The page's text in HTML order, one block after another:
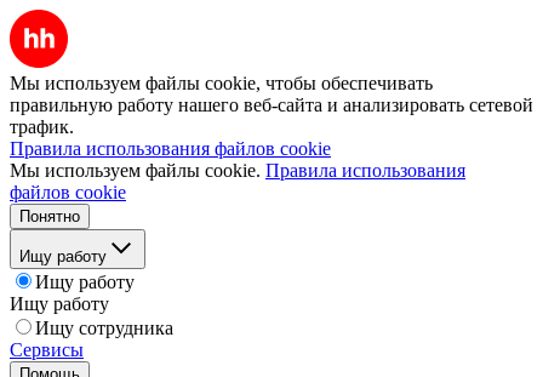
Мы используем файлы cookie, чтобы обеспечивать
правильную работу нашего веб-сайта и анализировать сетевой
трафик.
Правила использования файлов cookie
Мы используем файлы cookie. Правила использования
файлов cookie
Понятно
Ищу работу
Ищу работу
Ищу работу
Ищу сотрудника
Сервисы